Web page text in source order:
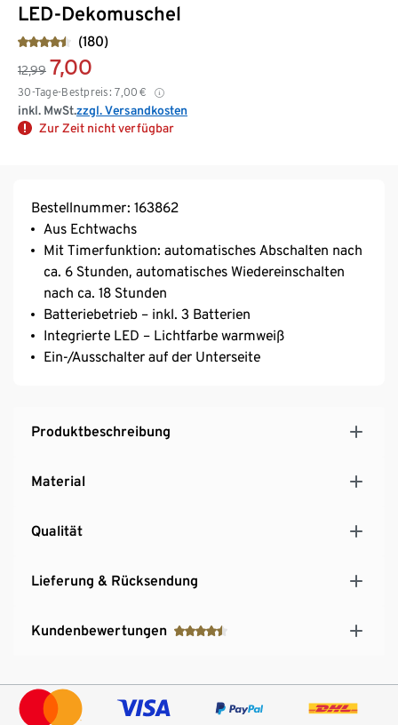
LED-Dekomuschel
(180)
12,99 7,00
30-Tage-Bestpreis: 7,00 €
inkl. MwSt.zzgl. Versandkosten
Zur Zeit nicht verfügbar
Bestellnummer: 163862
Aus Echtwachs
Mit Timerfunktion: automatisches Abschalten nach
ca. 6 Stunden, automatisches Wiedereinschalten
nach ca. 18 Stunden
Batteriebetrieb – inkl. 3 Batterien
Integrierte LED – Lichtfarbe warmweiß
Ein-/Ausschalter auf der Unterseite
Produktbeschreibung
Material
Qualität
Lieferung & Rücksendung
Kundenbewertungen